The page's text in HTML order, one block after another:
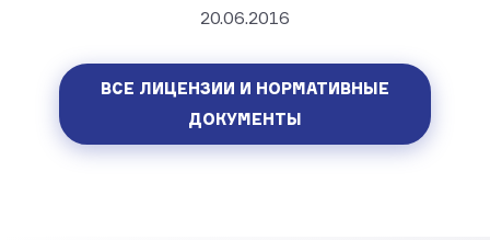
20.06.2016
ВСЕ ЛИЦЕНЗИИ И НОРМАТИВНЫЕ
ДОКУМЕНТЫ